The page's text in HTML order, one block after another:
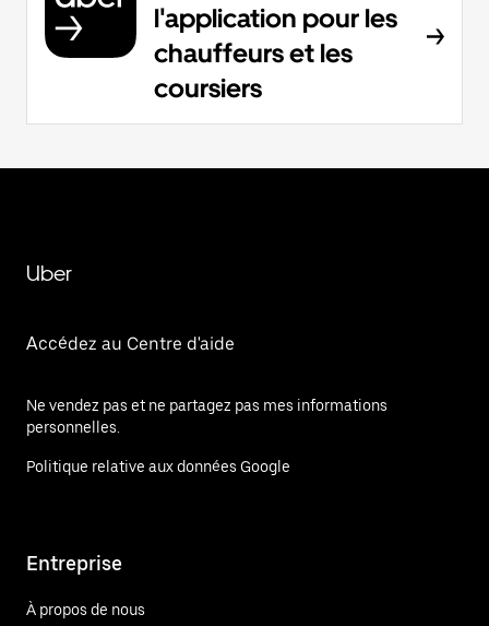
l'application pour les
chauffeurs et les
coursiers
Uber
Accédez au Centre d'aide
Ne vendez pas et ne partagez pas mes informations
personnelles.
Politique relative aux données Google
Entreprise
À propos de nous